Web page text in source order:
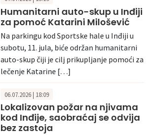
Humanitarni auto-skup u Inđiji
za pomoć Katarini Milošević
Na parkingu kod Sportske hale u Inđiji u
subotu, 11. jula, biće održan humanitarni
auto-skup čiji je cilj prikupljanje pomoći za
lečenje Katarine […]
06.07.2026 | 18:09
Lokalizovan požar na njivama
kod Inđije, saobraćaj se odvija
bez zastoja